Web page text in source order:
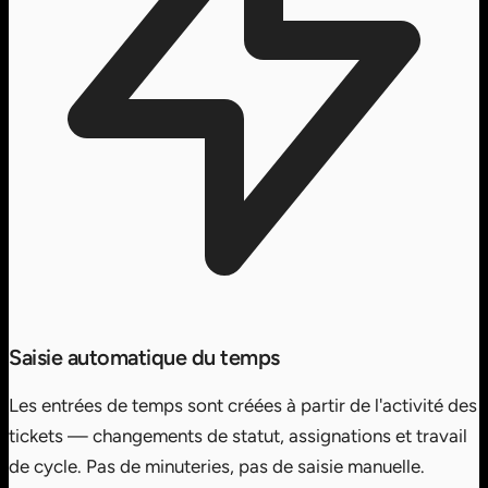
Saisie automatique du temps
Les entrées de temps sont créées à partir de l'activité des
tickets — changements de statut, assignations et travail
de cycle. Pas de minuteries, pas de saisie manuelle.